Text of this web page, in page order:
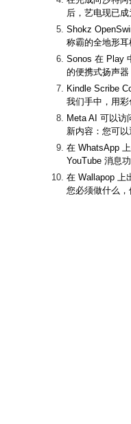
后，艺电现已
Shokz
称霸的全地形耳
Sonos 在 Play
的便携式扬声器
Kindle Scribe
我们手中，用
Meta AI 可以访
新内容：您可
在 WhatsApp
YouTube 消息
在 Wallapop 上
您必须做什么